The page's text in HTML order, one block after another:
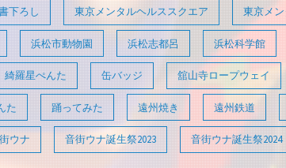
下ろし 東京メンタルヘルススクエア 東京メ
浜松市動物園 浜松志都呂 浜松科学館
綺羅星ぺんた 缶バッジ 舘山寺ロープウェイ
た 踊ってみた 遠州焼き 遠州鉄道
ウナ 音街ウナ誕生祭2023 音街ウナ誕生祭2024